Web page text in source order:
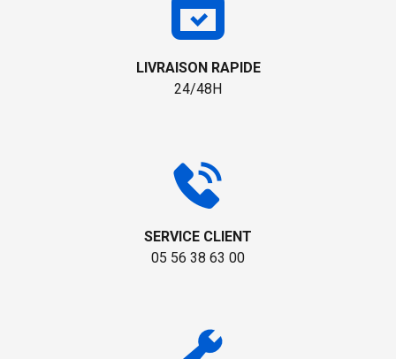
LIVRAISON RAPIDE
24/48H
SERVICE CLIENT
05 56 38 63 00